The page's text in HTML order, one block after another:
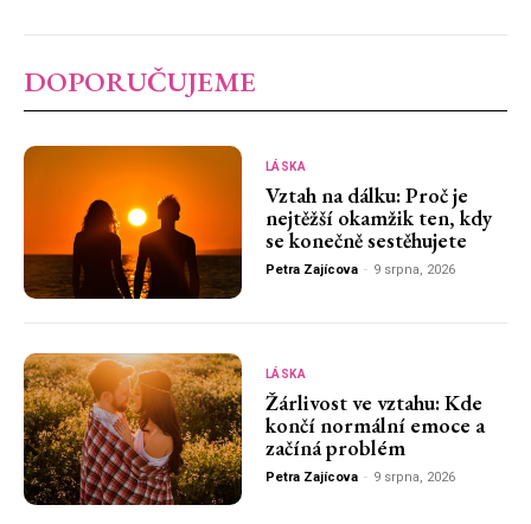
DOPORUČUJEME
LÁSKA
Vztah na dálku: Proč je
nejtěžší okamžik ten, kdy
se konečně sestěhujete
Petra Zajícova - 9 srpna, 2026
LÁSKA
Žárlivost ve vztahu: Kde
končí normální emoce a
začíná problém
Petra Zajícova - 9 srpna, 2026